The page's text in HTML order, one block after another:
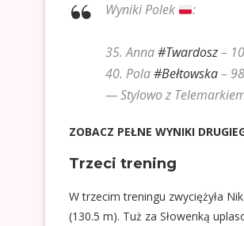
Wyniki Polek :
35. Anna#Twardosz–
40. Pola#Bełtowska–
— Stylowo z
ZOBACZ PEŁNE WYNIKI
Trzeci trening
W trzecim treningu zwyciężyła
(130.5 m). Tuż za Słowenką